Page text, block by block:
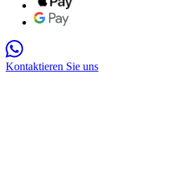
Kontaktieren Sie uns